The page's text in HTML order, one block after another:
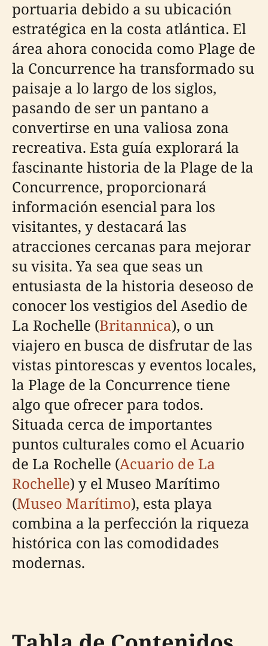
portuaria debido a su ubicación
estratégica en la costa atlántica. El
área ahora conocida como Plage de
la Concurrence ha transformado su
paisaje a lo largo de los siglos,
pasando de ser un pantano a
convertirse en una valiosa zona
recreativa. Esta guía explorará la
fascinante historia de la Plage de la
Concurrence, proporcionará
información esencial para los
visitantes, y destacará las
atracciones cercanas para mejorar
su visita. Ya sea que seas un
entusiasta de la historia deseoso de
conocer los vestigios del Asedio de
La Rochelle (Britannica), o un
viajero en busca de disfrutar de las
vistas pintorescas y eventos locales,
la Plage de la Concurrence tiene
algo que ofrecer para todos.
Situada cerca de importantes
puntos culturales como el Acuario
de La Rochelle (Acuario de La
Rochelle) y el Museo Marítimo
(Museo Marítimo), esta playa
combina a la perfección la riqueza
histórica con las comodidades
modernas.